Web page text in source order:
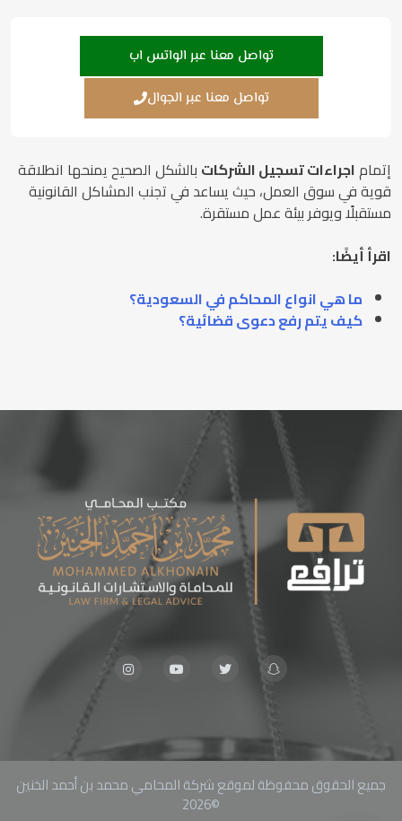
تواصل معنا عبر الواتس اب
تواصل معنا عبر الجوال
إتماماجراءات تسجيل الشركات بالشكل الصحيح يمنحها انطلاقة
قوية في سوق العمل، حيث يساعد في تجنب المشاكل القانونية
مستقبلًا ويوفر بيئة عمل مستقرة.
اقرأ أيضًا:
ما هي انواع المحاكم في السعودية؟
كيف يتم رفع دعوى قضائية؟
جميع الحقوق محفوظة لموقع شركة المحامي محمد بن أحمد الخنين
©2026